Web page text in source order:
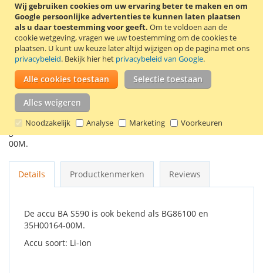
Wij gebruiken cookies om uw ervaring beter te maken en om
Google persoonlijke advertenties te kunnen laten plaatsen
als u daar toestemming voor geeft. Om te voldoen aan de
cookie wetgeving, vragen we uw toestemming om de cookies te
plaatsen. U kunt uw keuze later altijd wijzigen op de pagina met ons
privacybeleid. Bekijk hier het privacybeleid van Google.
Alle cookies toestaan Selectie toestaan
Alles weigeren
Noodzakelijk Analyse Marketing Voorkeuren
In Winkelwagen
VOEG TOE AAN VERLANGLIJST
TOEVOEGEN OM TE VERGELIJKEN
Originele HTC accu BA S590. Deze accu is onder andere
00M.
Details Productkenmerken Reviews
De accu BA S590 is ook bekend als BG86100 en
35H00164-00M.
Accu soort: Li-Ion